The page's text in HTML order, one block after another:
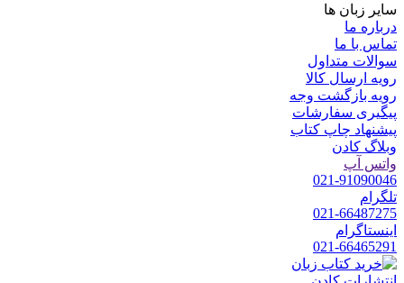
سایر زبان ها
درباره ما
تماس با ما
سوالات متداول
رویه ارسال کالا
رویه بازگشت وجه
پیگیری سفارشات
پیشنهاد چاپ کتاب
وبلاگ کادن
واتس آپ
021-91090046
تلگرام
021-66487275
اینستاگرام
021-66465291